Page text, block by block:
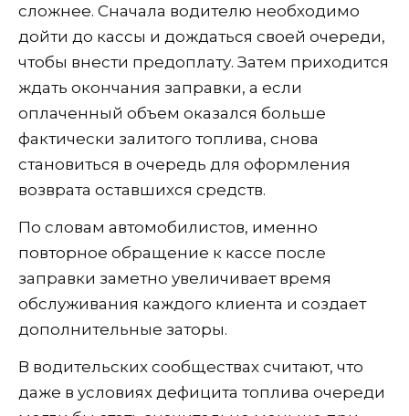
сложнее. Сначала водителю необходимо
дойти до кассы и дождаться своей очереди,
чтобы внести предоплату. Затем приходится
ждать окончания заправки, а если
оплаченный объем оказался больше
фактически залитого топлива, снова
становиться в очередь для оформления
возврата оставшихся средств.
По словам автомобилистов, именно
повторное обращение к кассе после
заправки заметно увеличивает время
обслуживания каждого клиента и создает
дополнительные заторы.
В водительских сообществах считают, что
даже в условиях дефицита топлива очереди